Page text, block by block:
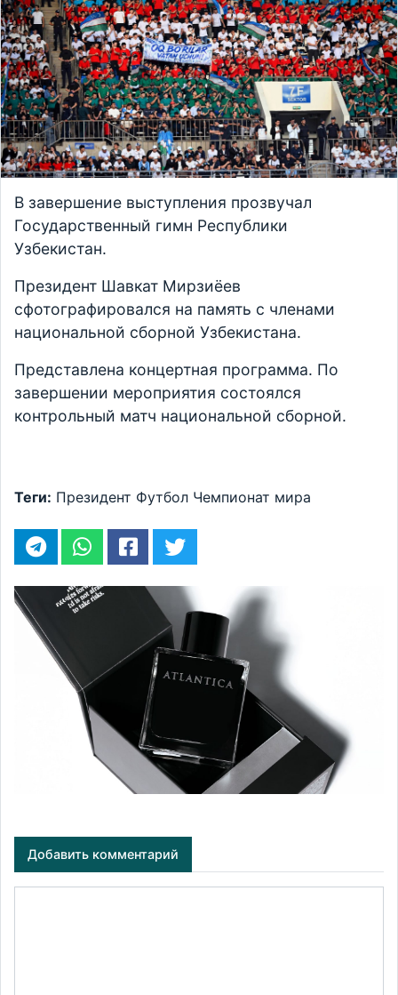
В завершение выступления прозвучал
Государственный гимн Республики
Узбекистан.
Президент Шавкат Мирзиёев
сфотографировался на память с членами
национальной сборной Узбекистана.
Представлена концертная программа. По
завершении мероприятия состоялся
контрольный матч национальной сборной.
Теги: Президент Футбол Чемпионат мира
Добавить комментарий